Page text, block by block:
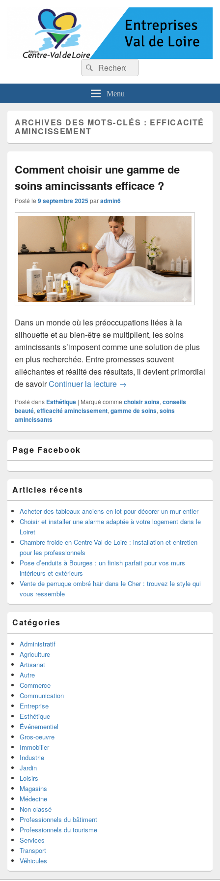
Entreprises Val de Loire
Recherche :
Rechercher
Menu
ARCHIVES DES MOTS-CLÉS : EFFICACITÉ
AMINCISSEMENT
Comment choisir une gamme de
soins amincissants efficace ?
Posté le 9 septembre 2025paradmin6
Dans un monde où les préoccupations liées à la
silhouette et au bien-être se multiplient, les soins
amincissants s’imposent comme une solution de plus
en plus recherchée. Entre promesses souvent
alléchantes et réalité des résultats, il devient primordial
de savoirContinuer la lecture Comment choisir une
→
Posté dans Esthétique | Marqué comme choisir soins,conseils
beauté,efficacité amincissement,gamme de soins,soins
amincissants
principale
de
widget
Page Facebook
Articles récents
Acheter des tableaux anciens en lot pour décorer un mur entier
Choisir et installer une alarme adaptée à votre logement dans le
Loiret
Chambre froide en Centre-Val de Loire : installation et entretien
pour les professionnels
Pose d’enduits à Bourges : un finish parfait pour vos murs
intérieurs et extérieurs
Vente de perruque ombré hair dans le Cher : trouvez le style qui
vous ressemble
Catégories
Administratif
Agriculture
Artisanat
Autre
Commerce
Communication
Entreprise
Esthétique
Événementiel
Gros-oeuvre
Immobilier
Industrie
Jardin
Loisirs
Magasins
Médecine
Non classé
Professionnels du bâtiment
Professionnels du tourisme
Services
Transport
Véhicules